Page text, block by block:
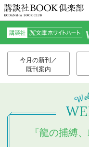
今月の新刊／
既刊案内
『龍の捕縛